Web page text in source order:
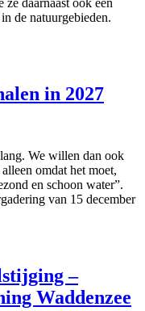
daarnaast ook een
de natuurgebieden.
in 2027
We willen dan ook
omdat het moet,
en schoon water”.
van 15 december
–
Waddenzee